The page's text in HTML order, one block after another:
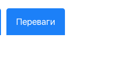
Переваги